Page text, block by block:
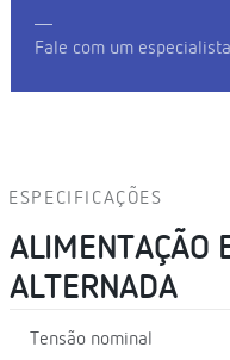
Fale com um especialista
ESPECIFICAÇÕES
ALIMENTAÇÃO
ALTERNADA
Tensão nominal